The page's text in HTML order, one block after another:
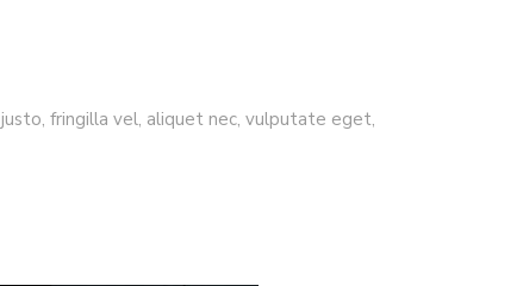
fringilla vel, aliquet nec, vulputate eget,